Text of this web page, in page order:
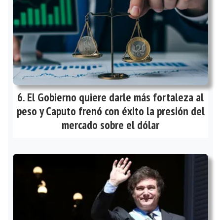
El Gobierno quiere darle más fortaleza al
peso y Caputo frenó con éxito la presión del
mercado sobre el dólar